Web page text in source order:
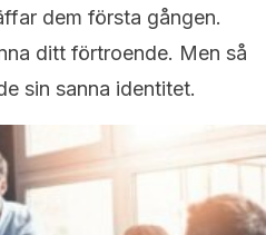
dem första gången.
ditt förtroende. Men så
sin sanna identitet.